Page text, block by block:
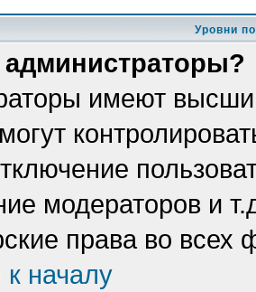
Уровни
администраторы?
имеют
модераторов и
права во всех
к началу